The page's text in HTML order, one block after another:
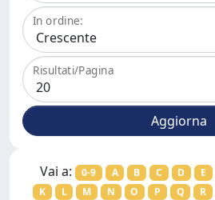
In ordine:
Risultati/Pagina
Vai a: 0-9 A B C D E
K
L M N O P Q R